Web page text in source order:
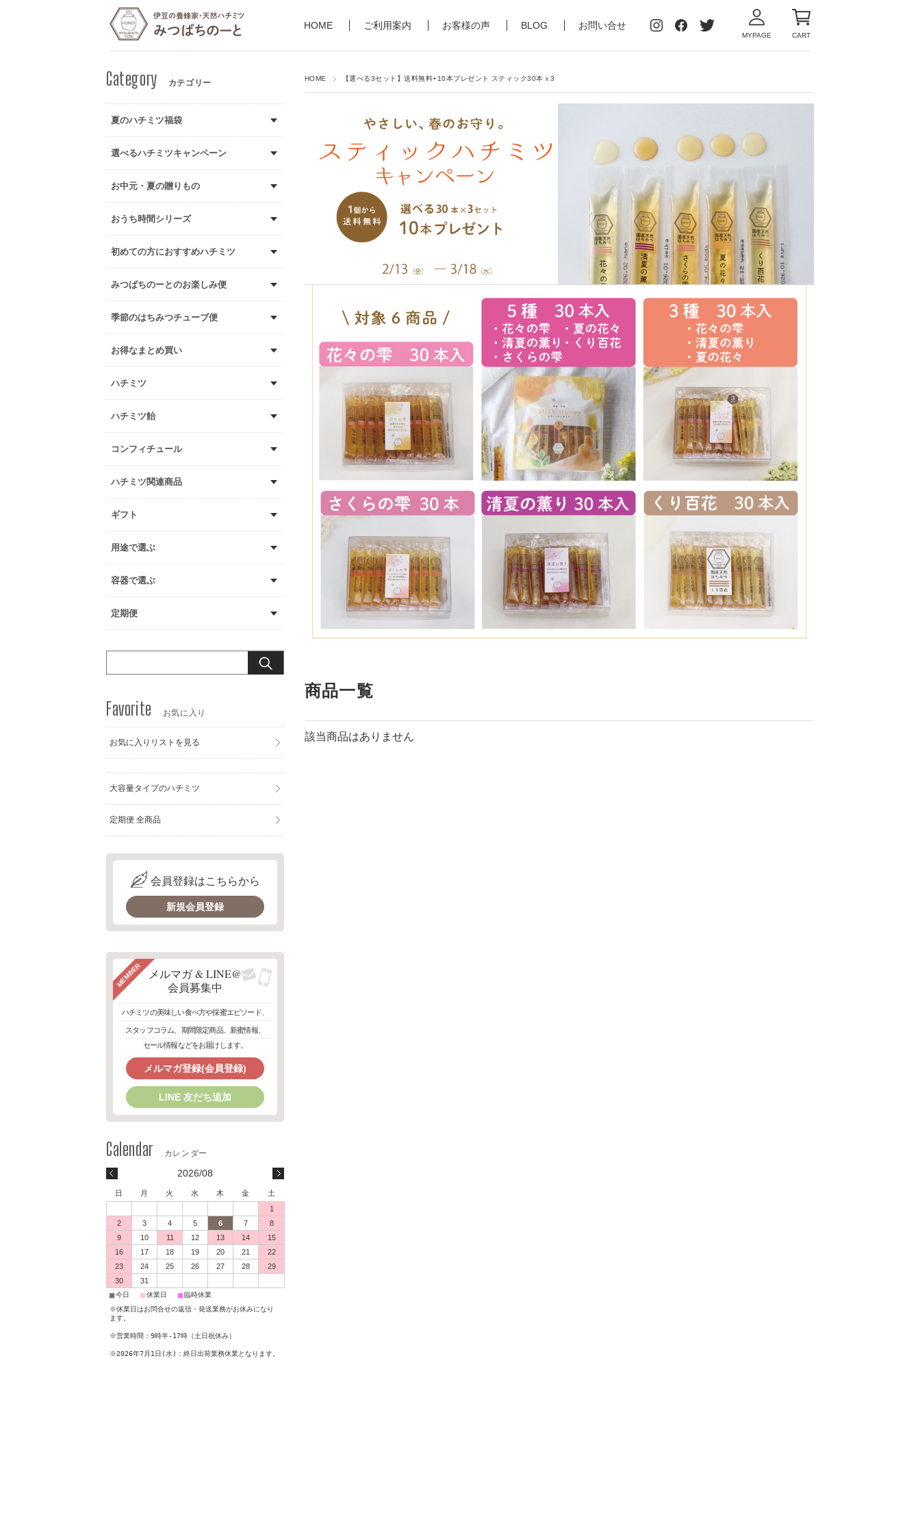
HOME ご利用案内 お客様の声 BLOG お問い合せ
MYPAGE CART
HOME 【選べる3セット】送料無料+10本プレゼント スティック30本ｘ3
商品一覧
該当商品はありません
カテゴリー
夏のハチミツ福袋
選べるハチミツキャンペーン
お中元・夏の贈りもの
おうち時間シリーズ
初めての方におすすめハチミツ
みつばちのーとのお楽しみ便
季節のはちみつチューブ便
お得なまとめ買い
ハチミツ
ハチミツ飴
コンフィチュール
ハチミツ関連商品
ギフト
用途で選ぶ
容器で選ぶ
定期便
お気に入り
お気に入りリストを見る
大容量タイプのハチミツ
定期便 全商品
会員登録はこちらから
新規会員登録
MEMBER
メルマガ & LINE@
会員募集中
ハチミツの美味しい食べ方や採蜜エピソード、
スタッフコラム、期間限定商品、新蜜情報、
セール情報などをお届けします。
メルマガ登録(会員登録)
LINE 友だち追加
2026/08
日 月 火 水 木 金
土
1
2
3 4 5 6 7
8
9
10 11 12 13 14
15
16
17 18 19 20 21
22
23
24 25 26 27 28
29
30
31
■今日 ■休業日 ■臨時休業
※休業日はお問合せの返信・発送業務がお休みになり
ます。
※営業時間：9時半-17時（土日祝休み）
※2026年7月1日(水)：終日出荷業務休業となります。